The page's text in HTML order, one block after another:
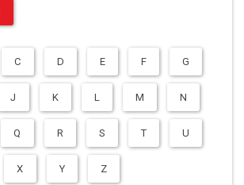
C D E F G
J K L M N
Q R S T U
X Y Z